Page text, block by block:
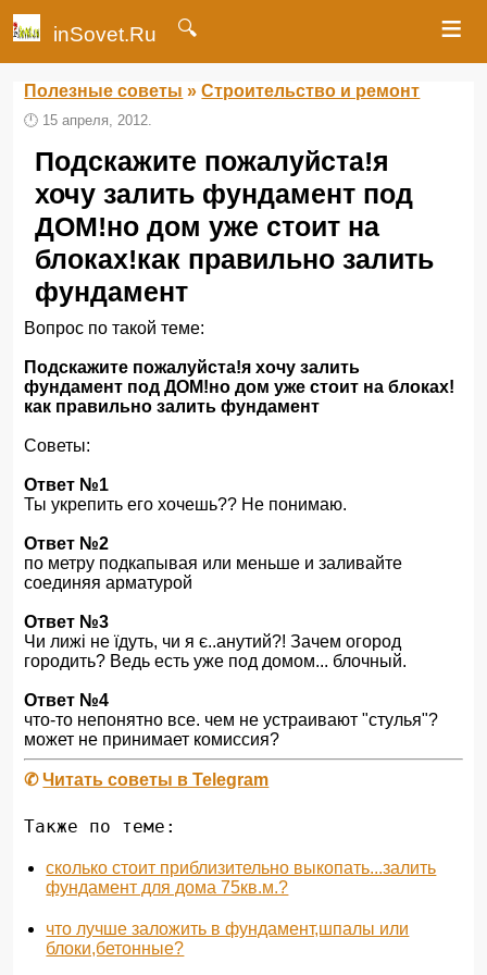
inSovet.Ru 🔍 ≡
Полезные советы »Строительство и ремонт
🕛 15 апреля, 2012.
Подскажите пожалуйста!я
хочу залить фундамент под
ДОМ!но дом уже стоит на
блоках!как правильно залить
фундамент
Вопрос по такой теме:
Подскажите пожалуйста!я хочу залить
фундамент под ДОМ!но дом уже стоит на блоках!
как правильно залить фундамент
Советы:
Ответ №1
Ты укрепить его хочешь?? Не понимаю.
Ответ №2
по метру подкапывая или меньше и заливайте
соединяя арматурой
Ответ №3
Чи лижі не їдуть, чи я є..анутий?! Зачем огород
городить? Ведь есть уже под домом... блочный.
Ответ №4
что-то непонятно все. чем не устраивают "стулья"?
может не принимает комиссия?
✆Читать советы в Telegram
Также по теме:
сколько стоит приблизительно выкопать...залить
фундамент для дома 75кв.м.?
что лучше заложить в фундамент,шпалы или
блоки,бетонные?